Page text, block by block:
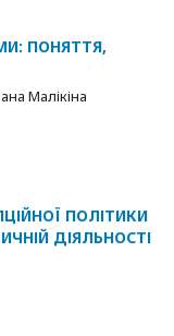
ПОНЯТТЯ,
Малікіна
ПОЛІТИКИ
ДІЯЛЬНОСТІ